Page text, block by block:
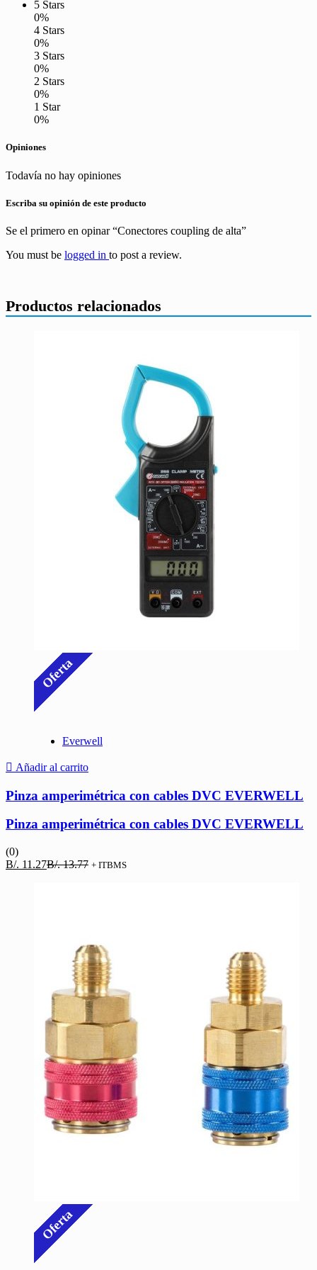
5 Stars
0%
4 Stars
0%
3 Stars
0%
2 Stars
0%
1 Star
0%
Opiniones
Todavía no hay opiniones
Escriba su opinión de este producto
Se el primero en opinar “Conectores coupling de alta”
You must be logged in to post a review.
Productos relacionados
Oferta
Everwell
Añadir al carrito
Pinza amperimétrica con cables DVC EVERWELL
Pinza amperimétrica con cables DVC EVERWELL
(0)
B/. 11.27El
B/.13.77 El
+ ITBMS
Oferta